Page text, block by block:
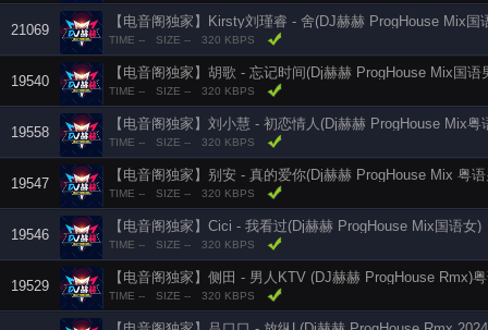
21069
【电音阁独家】Kirsty刘瑾睿 - 舍(DJ赫赫 ProgHouse Mix国
TIME -- SIZE -- 320 KBPS
19540
【电音阁独家】胡歌 - 忘记时间(Dj赫赫 ProgHouse Mix国语
TIME -- SIZE -- 320 KBPS
19558
【电音阁独家】刘小慧 - 初恋情人(Dj赫赫 ProgHouse Mix粤
TIME -- SIZE -- 320 KBPS
19547
【电音阁独家】别安 - 真的爱你(Dj赫赫 ProgHouse Mix 粤
TIME -- SIZE -- 320 KBPS
19546
【电音阁独家】Cici - 我看过(Dj赫赫 ProgHouse Mix国语女)
TIME -- SIZE -- 320 KBPS
19529
【电音阁独家】侧田 - 男人KTV (DJ赫赫 ProgHouse Rmx)
TIME -- SIZE -- 320 KBPS